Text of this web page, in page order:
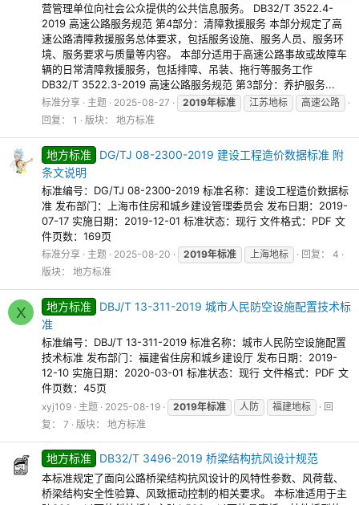
营管理单位向社会公众提供的公共信息服务。 DB32/T 3522.4-
2019 高速公路服务规范 第4部分：清障救援服务 本部分规定了高
速公路清障救援服务总体要求，包括服务设施、服务人员、服务环
境、服务要求与质量等内容。 本部分适用于高速公路事故或故障车
辆的日常清障救援服务，包括排障、吊装、拖行等服务工作
DB32/T 3522.3-2019 高速公路服务规范 第3部分：养护服务...
标准分享 主题 2025-08-27 2019年标准 江苏地标
高速公路
回复： 1
版块： 地方标准
地方标准
DG/TJ 08-2300-2019 建设工程造价数据标准 附
条文说明
标准编号：DG/TJ 08-2300-2019 标准名称：建设工程造价数据标
准 发布部门：上海市住房和城乡建设管理委员会 发布日期：2019-
07-17 实施日期：2019-12-01 标准状态：现行 文件格式：PDF 文
件页数：169页
标准分享 主题 2025-08-20 2019年标准 上海地标
回复： 4
版块： 地方标准
X 地方标准
DBJ/T 13-311-2019 城市人民防空设施配置技术标
准
标准编号：DBJ/T 13-311-2019 标准名称：城市人民防空设施配置
技术标准 发布部门：福建省住房和城乡建设厅 发布日期：2019-
12-10 实施日期：2020-03-01 标准状态：现行 文件格式：PDF 文
件页数：45页
xyj109 主题 2025-08-19 2019年标准 人防 福建地标
回
复： 7
版块： 地方标准
地方标准 DB32/T 3496-2019 桥梁结构抗风设计规范
本标准规定了面向公路桥梁结构抗风设计的风特性参数、风荷载、
桥梁结构安全性验算、风致振动控制的相关要求。 本标准适用于主